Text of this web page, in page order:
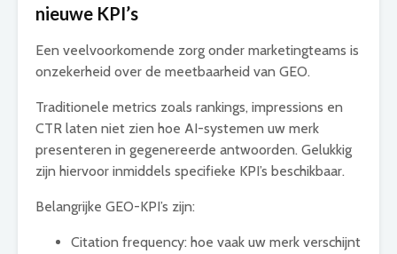
nieuwe KPI’s
Een veelvoorkomende zorg onder marketingteams is
onzekerheid over de meetbaarheid van GEO.
Traditionele metrics zoals rankings, impressions en
CTR laten niet zien hoe AI-systemen uw merk
presenteren in gegenereerde antwoorden. Gelukkig
zijn hiervoor inmiddels specifieke KPI’s beschikbaar.
Belangrijke GEO-KPI’s zijn:
Citation frequency: hoe vaak uw merk verschijnt